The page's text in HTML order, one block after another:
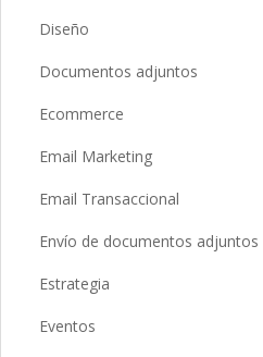
Diseño
Documentos adjuntos
Ecommerce
Email Marketing
Email Transaccional
Envío de documentos adjuntos
Estrategia
Eventos